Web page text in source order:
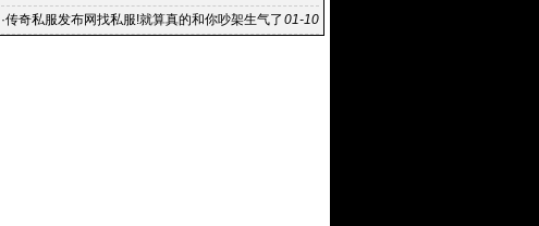
布网 p:zhidao
01-10
·传奇私服发布网找私服!就算真的和你吵架生气了